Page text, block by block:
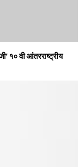
१० वी आंतरराष्ट्रीय